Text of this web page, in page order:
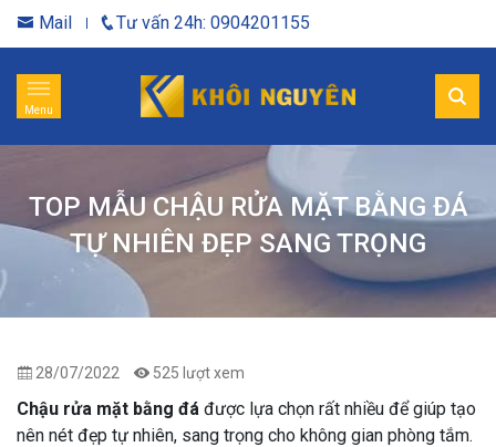
Mail Tư vấn 24h: 0904201155
Menu
TOP MẪU CHẬU RỬA MẶT BẰNG ĐÁ
TỰ NHIÊN ĐẸP SANG TRỌNG
28/07/2022 525 lượt xem
Chậu rửa mặt bằng đá được lựa chọn rất nhiều để giúp tạo
nên nét đẹp tự nhiên, sang trọng cho không gian phòng tắm.